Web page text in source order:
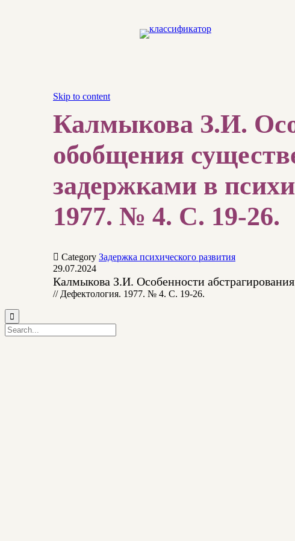
Skip to content
Калмыкова З.И.
обобщения
задержками в
1977. № 4. С. 19-26.
 Category Задержка психического развития
29.07.2024
Калмыкова З.И. Особенности
// Дефектология. 1977. № 4. С. 19-26.
